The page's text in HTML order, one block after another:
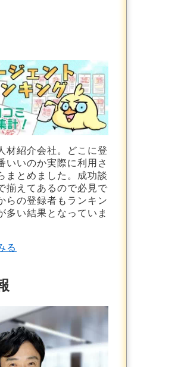
材紹介会社。どこに登
いいのか実際に利用さ
まとめました。成功談
揃えてあるので必見で
らの登録者もランキン
多い結果となっていま
る